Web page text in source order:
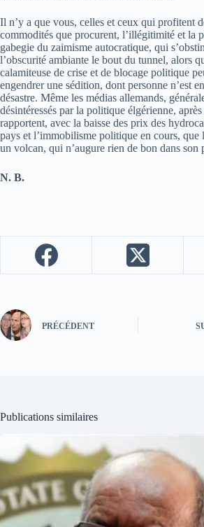
Il n’y a que vous, celles et ceux qui profitent
commodités que procurent, l’illégitimité et la
gabegie du zaimisme autocratique, qui
l’obscurité ambiante le bout du tunnel, alors
calamiteuse de crise et de blocage politique
engendrer une sédition, dont personne n’est
désastre. Même les médias allemands,
désintéressés par la politique élgérienne,
rapportent, avec la baisse des prix des
pays et l’immobilisme politique en cours, que
un volcan, qui n’augure rien de bon dans son
N. B.
PRÉCÉDENT
Publications similaires